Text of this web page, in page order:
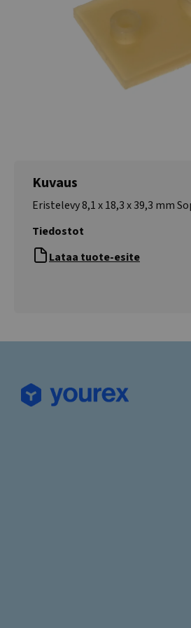
Kuvaus
Eristelevy 8,1 x 18,3 x 39,3 mm
Tiedostot
Lataa tuote-esite